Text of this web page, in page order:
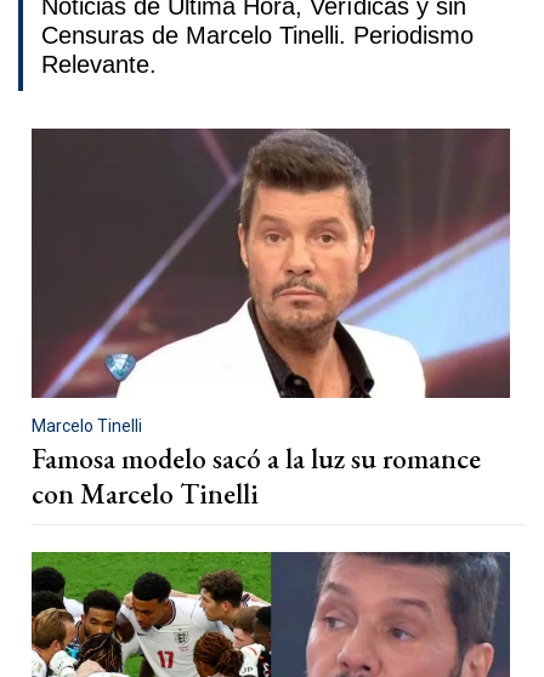
Noticias de Última Hora, Verídicas y sin
Censuras de Marcelo Tinelli. Periodismo
Relevante.
Marcelo Tinelli
Famosa modelo sacó a la luz su romance
con Marcelo Tinelli